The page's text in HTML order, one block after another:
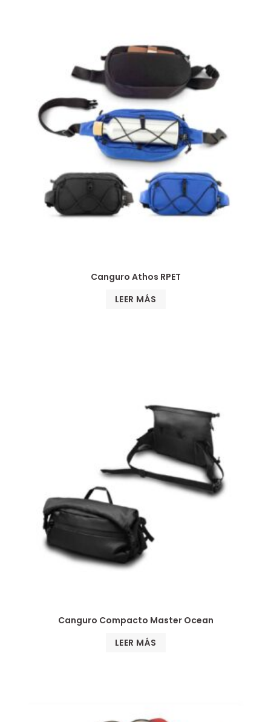
Canguro Athos RPET
LEER MÁS
Canguro Compacto Master Ocean
LEER MÁS